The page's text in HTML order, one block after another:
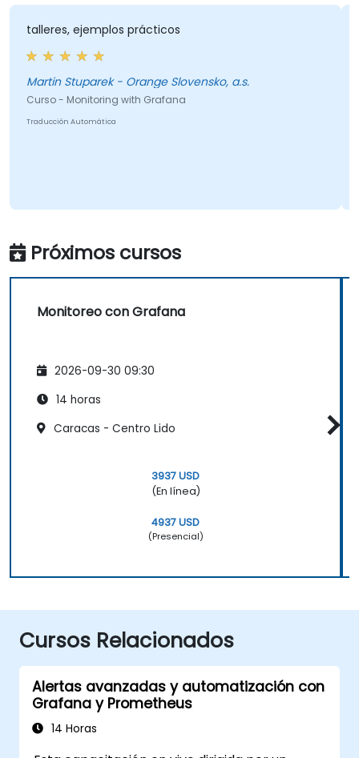
talleres, ejemplos prácticos
Martin Stuparek - Orange Slovensko, a.s.
Curso - Monitoring with Grafana
Traducción Automática
Próximos cursos
Monitoreo con Grafana
2026-09-30 09:30
14 horas
Caracas - Centro Lido
3937 USD
(En línea)
4937 USD
(Presencial)
Cursos Relacionados
Alertas avanzadas y automatización con
Grafana y Prometheus
14 Horas